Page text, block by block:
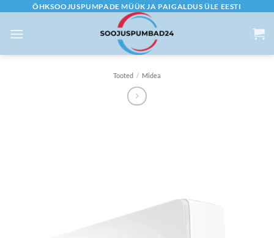
content
ÕHKSOOJUSPUMPADE MÜÜK JA PAIGALDUS ÜLE EESTI
Tooted / Midea